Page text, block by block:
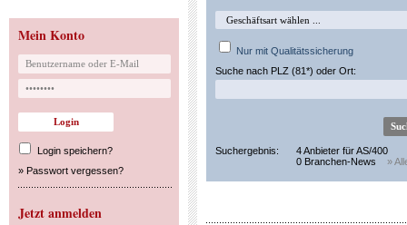
Mein Konto
Login speichern?
» Passwort vergessen?
Jetzt anmelden
Nur mit Qualitätssicherung
Suche nach PLZ (81*) oder Ort:
Suchergebnis:
4 Anbieter für AS/400
0 Branchen-News
»